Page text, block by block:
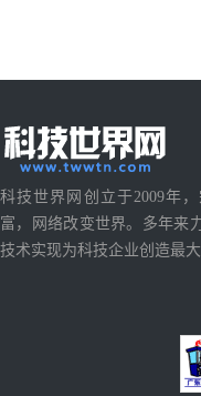
科技世界网创立于2009年
富，网络改变世界。多年来
技术实现为科技企业创造最大